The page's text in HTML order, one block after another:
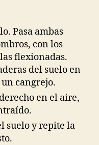
Pasa ambas
con los
flexionadas.
del suelo en
cangrejo.
en el aire,
suelo y repite la